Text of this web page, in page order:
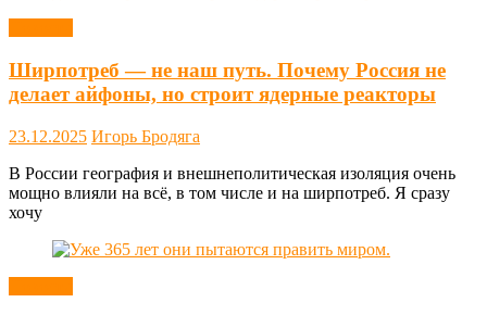
Ширпотреб — не наш путь. Почему Россия не
делает айфоны, но строит ядерные реакторы
23.12.2025 Игорь Бродяга
В России география и внешнеполитическая изоляция очень
мощно влияли на всё, в том числе и на ширпотреб. Я сразу
хочу